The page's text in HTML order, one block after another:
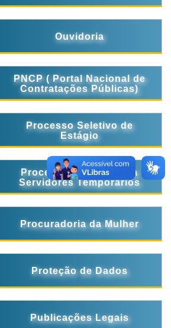
Ouvidoria
PNCP ( Portal Nacional de
Contratações Públicas)
Processo Seletivo de
Estágio
Processo Seletivo para
Servidores Temporários
Procuradoria da Mulher
Proteção de Dados
Publicações Legais